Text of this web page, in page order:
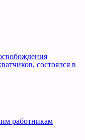
состоялся в
работникам